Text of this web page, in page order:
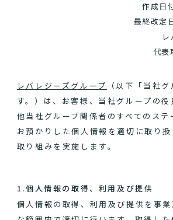
作成日
最終改定
代
レバレジーズグループ
（以下「当社
す。）は、お客様、当社グループの
他当社グループ関係者のすべてのステ
お預かりした個人情報を適切に取り
取り組みを実施します。
1.個人情報の取得、利用及び提供
個人情報の取得、利用及び提供を事